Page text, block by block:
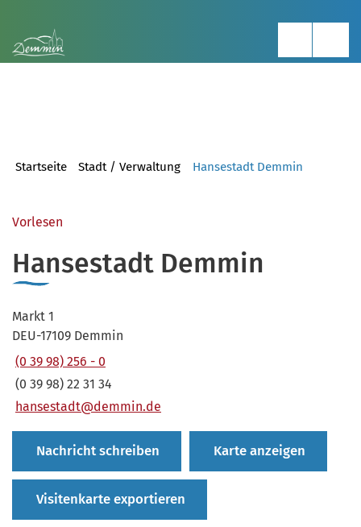
Startseite Stadt / Verwaltung Hansestadt Demmin
Vorlesen
Hansestadt Demmin
Markt 1
DEU-17109 Demmin
(0 39 98) 256 - 0
(0 39 98) 22 31 34
hansestadt@demmin.de
Nachricht schreiben Karte anzeigen
Visitenkarte exportieren